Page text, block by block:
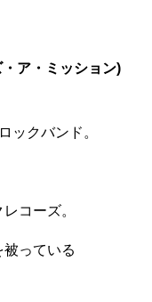
ア・ミッション)
ックバンド。
コーズ。
っている